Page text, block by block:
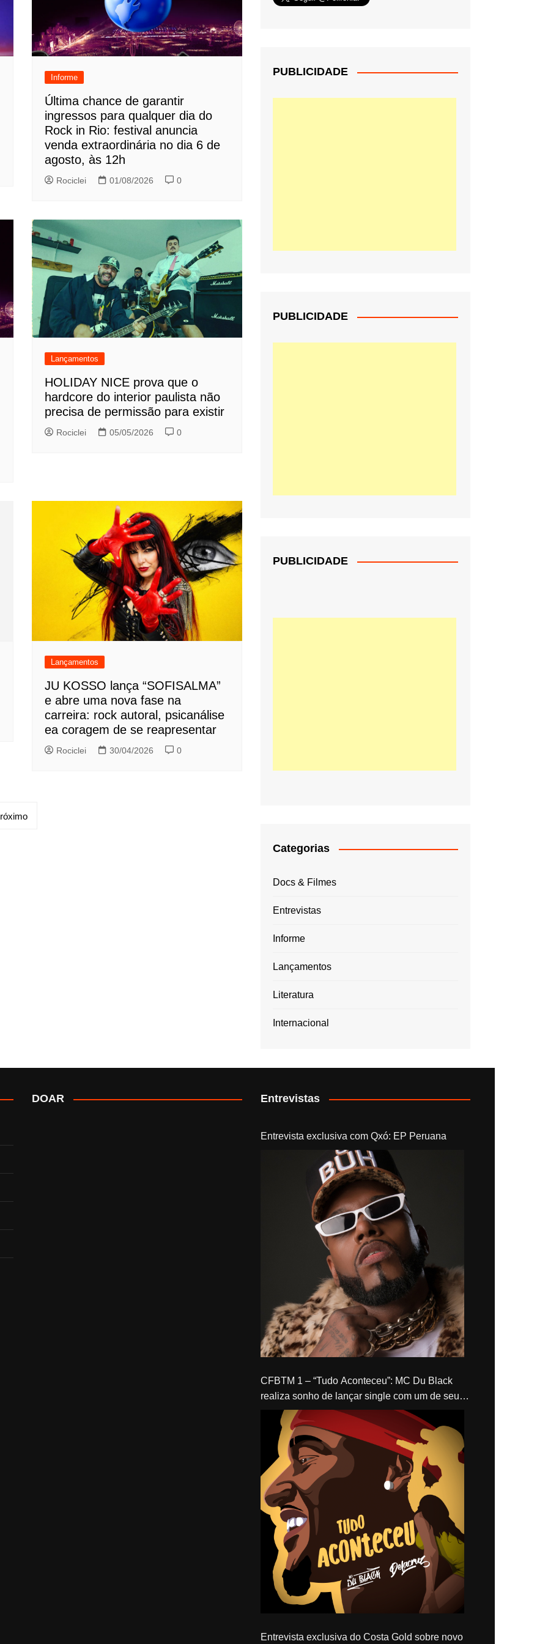
Informe
Última chance de garantir
ingressos para qualquer dia do
Rock in Rio: festival anuncia
venda extraordinária no dia 6 de
agosto, às 12h
Rociclei 01/08/2026 0
Lançamentos
HOLIDAY NICE prova que o
hardcore do interior paulista não
precisa de permissão para existir
Rociclei 05/05/2026 0
Lançamentos
JU KOSSO lança “SOFISALMA”
e abre uma nova fase na
carreira: rock autoral, psicanálise
ea coragem de se reapresentar
Rociclei 30/04/2026 0
PUBLICIDADE
PUBLICIDADE
PUBLICIDADE
Categorias
Docs & Filmes
Entrevistas
Informe
Lançamentos
Literatura
Internacional
DOAR Entrevistas
Entrevista exclusiva com Qxó: EP Peruana
CFBTM 1 – “Tudo Aconteceu”: MC Du Black
realiza sonho de lançar single com um de seus
ídolos, Delacruz
Entrevista exclusiva do Costa Gold sobre novo